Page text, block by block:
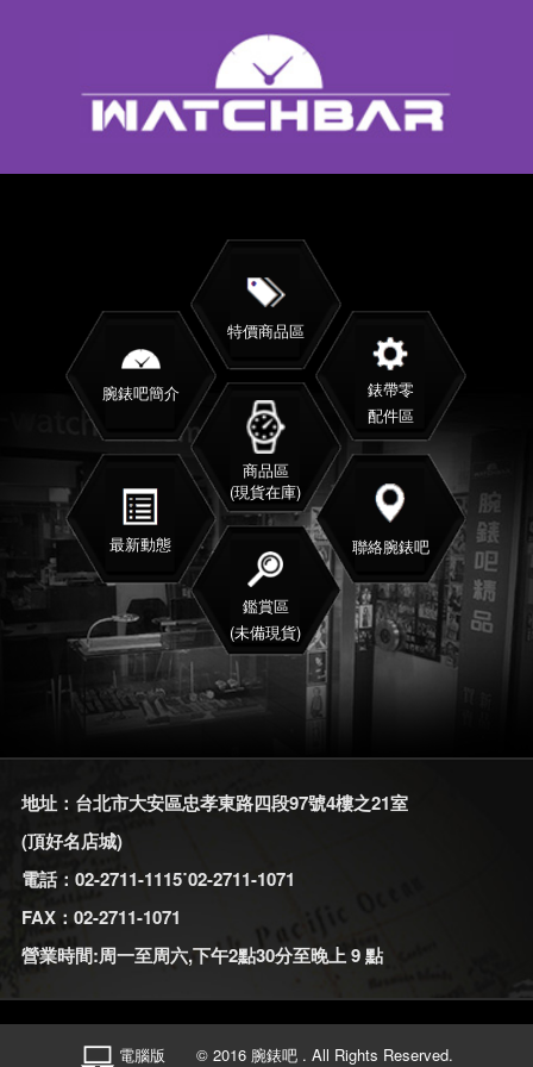
商品區
(現貨在庫)
特價商品區
錶帶零
配件區
聯絡腕錶吧
鑑賞區
(未備現貨)
最新動態
腕錶吧簡介
地址：台北市大安區忠孝東路四段97號4樓之21室
(頂好名店城)
電話：02-2711-1115˙02-2711-1071
FAX：02-2711-1071
營業時間:周一至周六,下午2點30分至晚上 9 點
電腦版 © 2016 腕錶吧 . All Rights Reserved.